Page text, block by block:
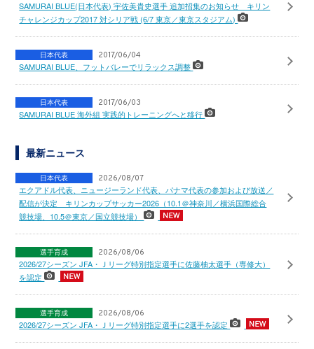
SAMURAI BLUE(日本代表) 宇佐美貴史選手 追加招集のお知らせ キリン
チャレンジカップ2017 対シリア戦 (6/7 東京／東京スタジアム)
日本代表 2017/06/04
SAMURAI BLUE、フットバレーでリラックス調整
日本代表 2017/06/03
SAMURAI BLUE 海外組 実践的トレーニングへと移行
最新ニュース
日本代表 2026/08/07
エクアドル代表、ニュージーランド代表、パナマ代表の参加および放送／
配信が決定 キリンカップサッカー2026（10.1＠神奈川／横浜国際総合
競技場、10.5＠東京／国立競技場）
選手育成 2026/08/06
2026/27シーズン JFA・Ｊリーグ特別指定選手に佐藤柚太選手（専修大）
を認定
選手育成 2026/08/06
2026/27シーズン JFA・Ｊリーグ特別指定選手に2選手を認定